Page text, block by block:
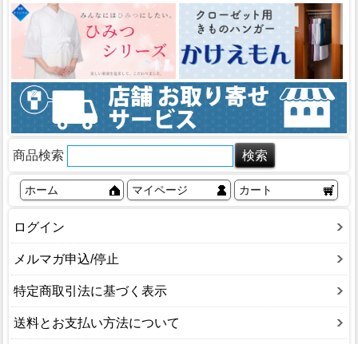
商品検索
ホーム マイページ カート
ログイン
メルマガ申込/停止
特定商取引法に基づく表示
送料とお支払い方法について